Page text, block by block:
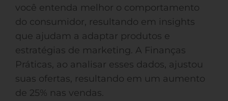
você entenda melhor o comportamento
do consumidor, resultando em insights
que ajudam a adaptar produtos e
estratégias de marketing. A Finanças
Práticas, ao analisar esses dados, ajustou
suas ofertas, resultando em um aumento
de 25% nas vendas.